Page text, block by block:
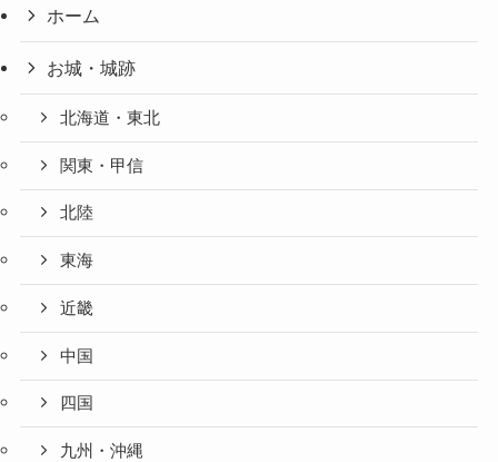
ホーム
お城・城跡
北海道・東北
関東・甲信
北陸
東海
近畿
中国
四国
九州・沖縄